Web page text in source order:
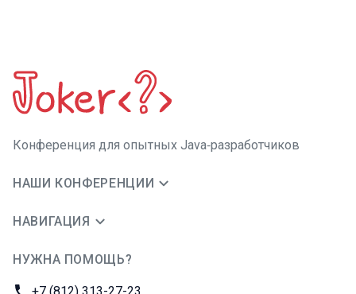
Конференция для опытных Java‑разработчиков
НАШИ КОНФЕРЕНЦИИ
НАВИГАЦИЯ
НУЖНА ПОМОЩЬ?